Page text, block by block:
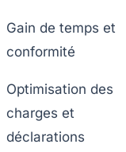
Gain de temps et
conformité
Optimisation des
charges et
déclarations